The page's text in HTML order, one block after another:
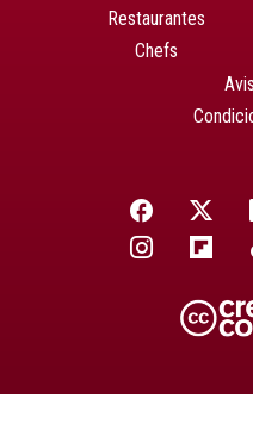
Restaurantes
Chefs